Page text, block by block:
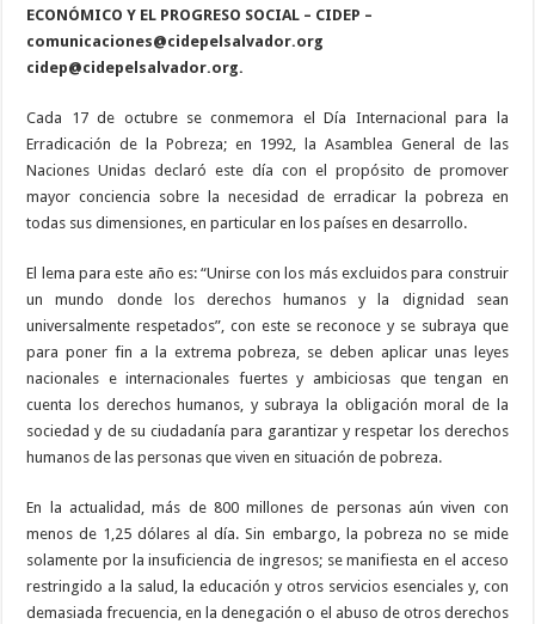
Pobreza
ECONÓMICO Y EL PROGRESO SOCIAL – CIDEP –
comunicaciones@cidepelsalvador.org
cidep@cidepelsalvador.org.
Cada 17 de octubre se conmemora el Día Internacional para la
Erradicación de la Pobreza; en 1992, la Asamblea General de las
Naciones Unidas declaró este día con el propósito de promover
mayor conciencia sobre la necesidad de erradicar la pobreza en
todas sus dimensiones, en particular en los países en desarrollo.
El lema para este año es: “Unirse con los más excluidos para construir
un mundo donde los derechos humanos y la dignidad sean
universalmente respetados”, con este se reconoce y se subraya que
para poner fin a la extrema pobreza, se deben aplicar unas leyes
nacionales e internacionales fuertes y ambiciosas que tengan en
cuenta los derechos humanos, y subraya la obligación moral de la
sociedad y de su ciudadanía para garantizar y respetar los derechos
humanos de las personas que viven en situación de pobreza.
En la actualidad, más de 800 millones de personas aún viven con
menos de 1,25 dólares al día. Sin embargo, la pobreza no se mide
solamente por la insuficiencia de ingresos; se manifiesta en el acceso
restringido a la salud, la educación y otros servicios esenciales y, con
demasiada frecuencia, en la denegación o el abuso de otros derechos